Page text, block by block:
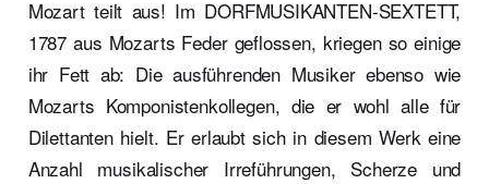
Mozart teilt aus! Im DORFMUSIKANTEN-SEXTETT,
1787 aus Mozarts Feder geflossen, kriegen so einige
ihr Fett ab: Die ausführenden Musiker ebenso wie
Mozarts Komponistenkollegen, die er wohl alle für
Dilettanten hielt. Er erlaubt sich in diesem Werk eine
Anzahl musikalischer Irreführungen, Scherze und